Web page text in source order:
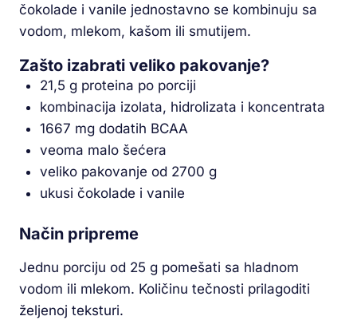
čokolade i vanile jednostavno se kombinuju sa
vodom, mlekom, kašom ili smutijem.
Zašto izabrati veliko pakovanje?
21,5 g proteina po porciji
kombinacija izolata, hidrolizata i koncentrata
1667 mg dodatih BCAA
veoma malo šećera
veliko pakovanje od 2700 g
ukusi čokolade i vanile
Način pripreme
Jednu porciju od 25 g pomešati sa hladnom
vodom ili mlekom. Količinu tečnosti prilagoditi
željenoj teksturi.